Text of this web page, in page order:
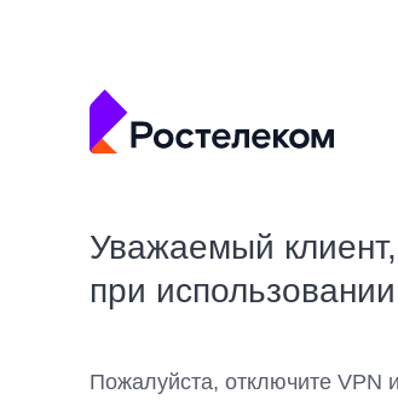
Уважаемый
при
Пожалуйста, отключите VPN